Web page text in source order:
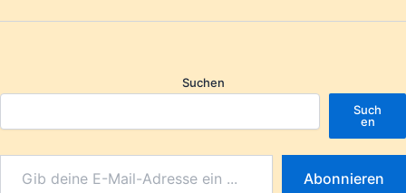
Suchen
Such
en
Abonnieren